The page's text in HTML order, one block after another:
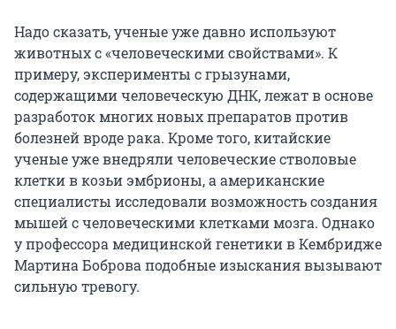
Надо сказать, ученые уже давно используют
животных с «человеческими свойствами». К
примеру, эксперименты с грызунами,
содержащими человеческую ДНК, лежат в основе
разработок многих новых препаратов против
болезней вроде рака. Кроме того, китайские
ученые уже внедряли человеческие стволовые
клетки в козьи эмбрионы, а американские
специалисты исследовали возможность создания
мышей с человеческими клетками мозга. Однако
у профессора медицинской генетики в Кембридже
Мартина Боброва подобные изыскания вызывают
сильную тревогу.